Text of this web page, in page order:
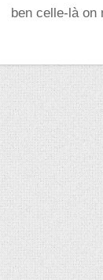
ben celle-là on